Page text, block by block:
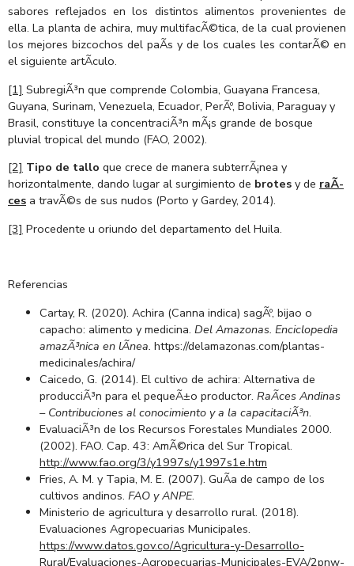
sabores reflejados en los distintos alimentos provenientes de
ella. La planta de achira, muy multifacÃ©tica, de la cual provienen
los mejores bizcochos del paÃ­s y de los cuales les contarÃ© en
el siguiente artÃ­culo.
[1] SubregiÃ³n que comprende Colombia, Guayana Francesa,
Guyana, Surinam, Venezuela, Ecuador, PerÃº, Bolivia, Paraguay y
Brasil, constituye la concentraciÃ³n mÃ¡s grande de bosque
pluvial tropical del mundo (FAO, 2002).
[2] Tipo de tallo que crece de manera subterrÃ¡nea y
horizontalmente, dando lugar al surgimiento de brotes y de raÃ­
ces a travÃ©s de sus nudos (Porto y Gardey, 2014).
[3] Procedente u oriundo del departamento del Huila.
Referencias
Cartay, R. (2020). Achira (Canna indica) sagÃº, bijao o
capacho: alimento y medicina. Del Amazonas. Enciclopedia
amazÃ³nica en lÃ­nea. https://delamazonas.com/plantas-
medicinales/achira/
Caicedo, G. (2014). El cultivo de achira: Alternativa de
producciÃ³n para el pequeÃ±o productor. RaÃ­ces Andinas
– Contribuciones al conocimiento y a la capacitaciÃ³n.
EvaluaciÃ³n de los Recursos Forestales Mundiales 2000.
(2002). FAO. Cap. 43: AmÃ©rica del Sur Tropical.
http://www.fao.org/3/y1997s/y1997s1e.htm
Fries, A. M. y Tapia, M. E. (2007). GuÃ­a de campo de los
cultivos andinos. FAO y ANPE.
Ministerio de agricultura y desarrollo rural. (2018).
Evaluaciones Agropecuarias Municipales.
https://www.datos.gov.co/Agricultura-y-Desarrollo-
Rural/Evaluaciones-Agropecuarias-Municipales-EVA/2pnw-